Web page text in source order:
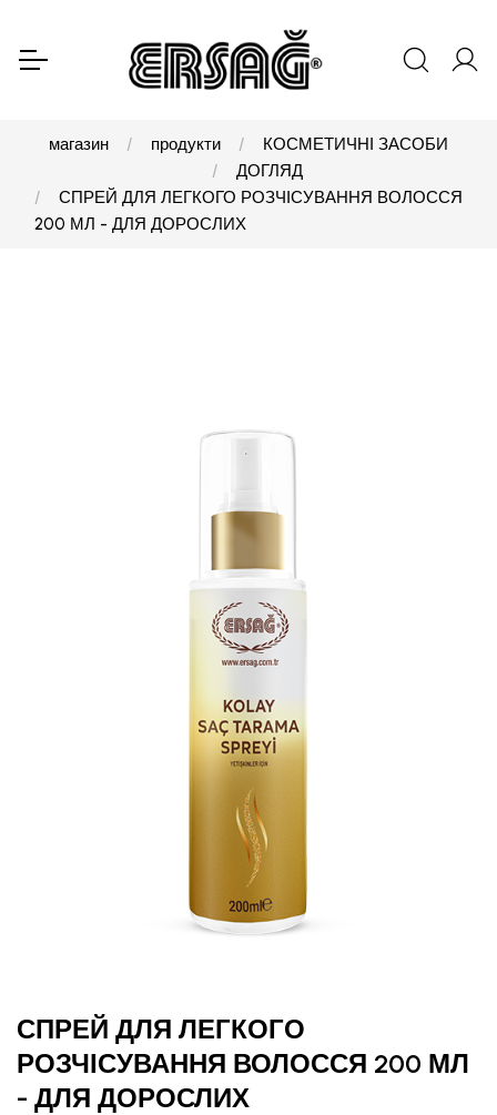
магазин продукти
КОСМЕТИЧНІ ЗАСОБИ
ДОГЛЯД
СПРЕЙ ДЛЯ ЛЕГКОГО РОЗЧІСУВАННЯ ВОЛОССЯ
200 МЛ - ДЛЯ ДОРОСЛИХ
СПРЕЙ ДЛЯ ЛЕГКОГО
РОЗЧІСУВАННЯ ВОЛОССЯ 200 МЛ
- ДЛЯ ДОРОСЛИХ